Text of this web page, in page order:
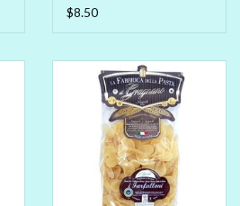
Pasta di Gragnano IGP/PGI
$8.50